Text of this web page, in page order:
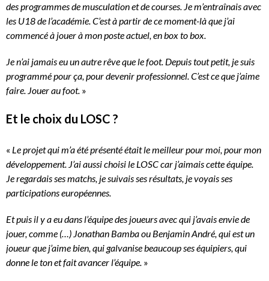
des programmes de musculation et de courses. Je m’entraînais avec
les U18 de l’académie. C’est à partir de ce moment-là que j’ai
commencé à jouer à mon poste actuel, en box to box.
Je n’ai jamais eu un autre rêve que le foot. Depuis tout petit, je suis
programmé pour ça, pour devenir professionnel. C’est ce que j’aime
faire. Jouer au foot. »
Et le choix du LOSC ?
« Le projet qui m’a été présenté était le meilleur pour moi, pour mon
développement. J’ai aussi choisi le LOSC car j’aimais cette équipe.
Je regardais ses matchs, je suivais ses résultats, je voyais ses
participations européennes.
Et puis il y a eu dans l’équipe des joueurs avec qui j’avais envie de
jouer, comme (…) Jonathan Bamba ou Benjamin André, qui est un
joueur que j’aime bien, qui galvanise beaucoup ses équipiers, qui
donne le ton et fait avancer l’équipe. »